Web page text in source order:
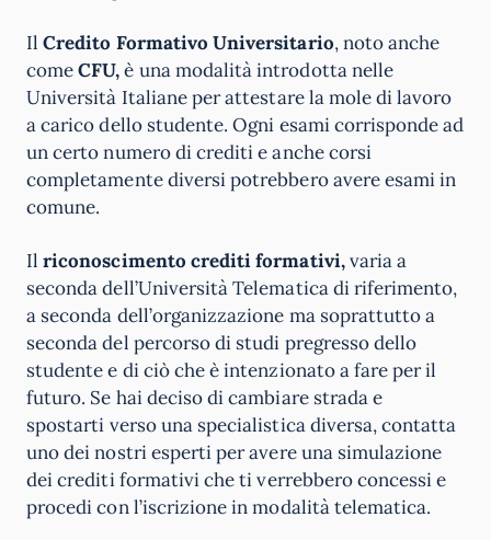
IlCredito Formativo Universitario, noto anche
comeCFU,è una modalità introdotta nelle
Università Italiane per attestare la mole di lavoro
a carico dello studente. Ogni esami corrisponde ad
un certo numero di crediti e anche corsi
completamente diversi potrebbero avere esami in
comune.
Ilriconoscimento crediti formativi,varia a
seconda dell’Università Telematica di riferimento,
a seconda dell’organizzazione ma soprattutto a
seconda del percorso di studi pregresso dello
studente e di ciò che è intenzionato a fare per il
futuro. Se hai deciso di cambiare strada e
spostarti verso una specialistica diversa, contatta
uno dei nostri esperti per avere una simulazione
dei crediti formativi che ti verrebbero concessi e
procedi con l’iscrizione in modalità telematica.